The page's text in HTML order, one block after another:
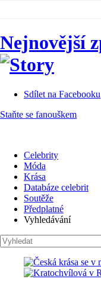
Nejnovější
Sdílet na Facebooku
Staňte se fanouškem
Celebrity
Móda
Krása
Databáze celebrit
Soutěže
Předplatné
Vyhledávání